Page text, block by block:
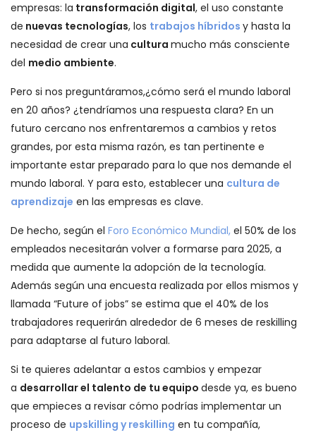
empresas: la transformación digital, el uso constante
de nuevas tecnologías, los trabajos híbridos y hasta la
necesidad de crear una cultura mucho más consciente
del medio ambiente.
Pero si nos preguntáramos,¿cómo será el mundo laboral
en 20 años? ¿tendríamos una respuesta clara? En un
futuro cercano nos enfrentaremos a cambios y retos
grandes, por esta misma razón, es tan pertinente e
importante estar preparado para lo que nos demande el
mundo laboral. Y para esto, establecer una cultura de
aprendizaje en las empresas es clave.
De hecho, según el Foro Económico Mundial, el 50% de los
empleados necesitarán volver a formarse para 2025, a
medida que aumente la adopción de la tecnología.
Además según una encuesta realizada por ellos mismos y
llamada “Future of jobs” se estima que el 40% de los
trabajadores requerirán alrededor de 6 meses de reskilling
para adaptarse al futuro laboral.
Si te quieres adelantar a estos cambios y empezar
a desarrollar el talento de tu equipo desde ya, es bueno
que empieces a revisar cómo podrías implementar un
proceso de upskilling y reskilling en tu compañía,